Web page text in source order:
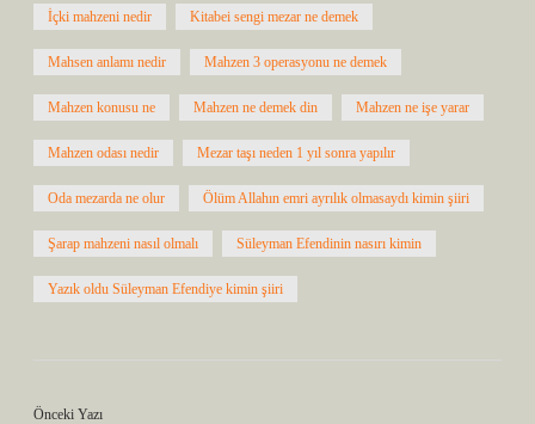
İçki mahzeni nedir Kitabei sengi mezar ne demek
Mahsen anlamı nedir Mahzen 3 operasyonu ne demek
Mahzen konusu ne Mahzen ne demek din Mahzen ne işe yarar
Mahzen odası nedir Mezar taşı neden 1 yıl sonra yapılır
Oda mezarda ne olur Ölüm Allahın emri ayrılık olmasaydı kimin şiiri
Şarap mahzeni nasıl olmalı Süleyman Efendinin nasırı kimin
Yazık oldu Süleyman Efendiye kimin şiiri
Önceki Yazı